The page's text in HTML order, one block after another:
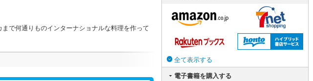
で何通りものインターナショナルな料理を作って
全て表示する
電子書籍を購入する